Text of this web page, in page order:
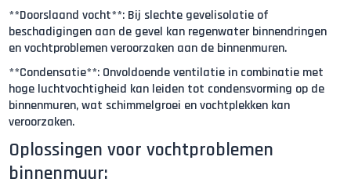
**Doorslaand vocht**: Bij slechte gevelisolatie of
beschadigingen aan de gevel kan regenwater binnendringen
en vochtproblemen veroorzaken aan de binnenmuren.
**Condensatie**: Onvoldoende ventilatie in combinatie met
hoge luchtvochtigheid kan leiden tot condensvorming op de
binnenmuren, wat schimmelgroei en vochtplekken kan
veroorzaken.
Oplossingen voor vochtproblemen
binnenmuur: